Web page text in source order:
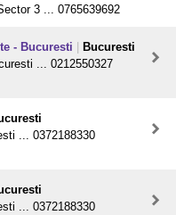
3 ... 0765639692
- Bucuresti
Bucuresti
... 0212550327
... 0372188330
... 0372188330